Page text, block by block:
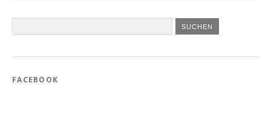
FACEBOOK